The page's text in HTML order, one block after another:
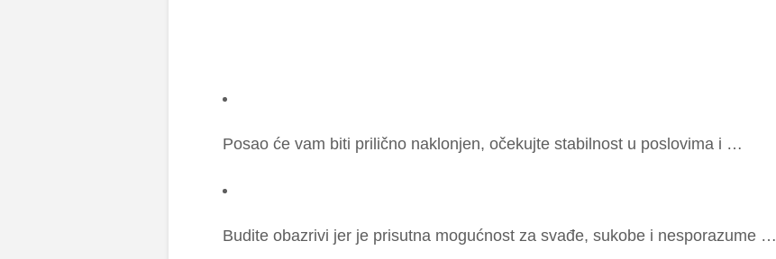
Po­sao će vam bi­ti pri­li­č­no na­klo­njen, oče­ku­j­te sta­bi­l­nost u po­slo­vi­ma i …
Bu­di­te oba­zri­vi jer je pri­su­t­na mo­gu­ć­nost za sva­đe, su­ko­be i nes­po­ra­zu­me …